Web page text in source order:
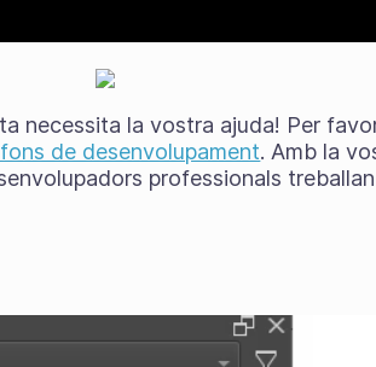
necessita la vostra ajuda! Per
de desenvolupament. Amb la
professionals